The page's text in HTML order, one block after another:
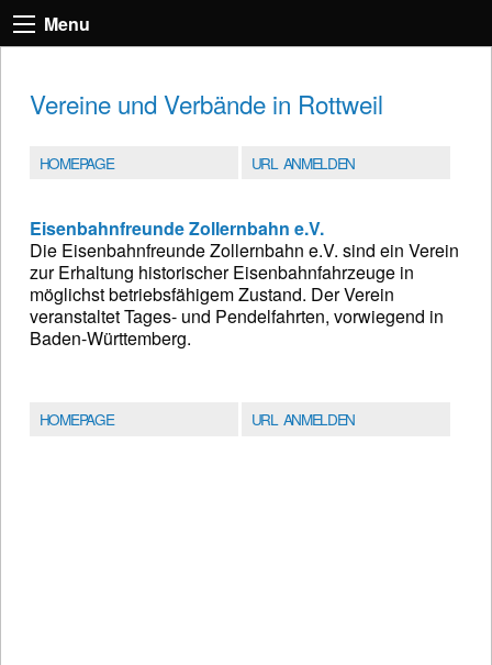
Menu
Vereine und Verbände in Rottweil
HOMEPAGE URL ANMELDEN
Eisenbahnfreunde Zollernbahn e.V.
Die Eisenbahnfreunde Zollernbahn e.V. sind ein Verein
zur Erhaltung historischer Eisenbahnfahrzeuge in
möglichst betriebsfähigem Zustand. Der Verein
veranstaltet Tages- und Pendelfahrten, vorwiegend in
Baden-Württemberg.
HOMEPAGE URL ANMELDEN